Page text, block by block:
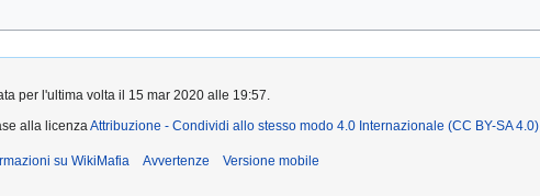
per l'ultima volta il 15 mar 2020 alle 19:57.
alla licenza Attribuzione - Condividi allo stesso modo 4.0 Internazionale (CC BY-SA 4.0)
su WikiMafia Avvertenze Versione mobile